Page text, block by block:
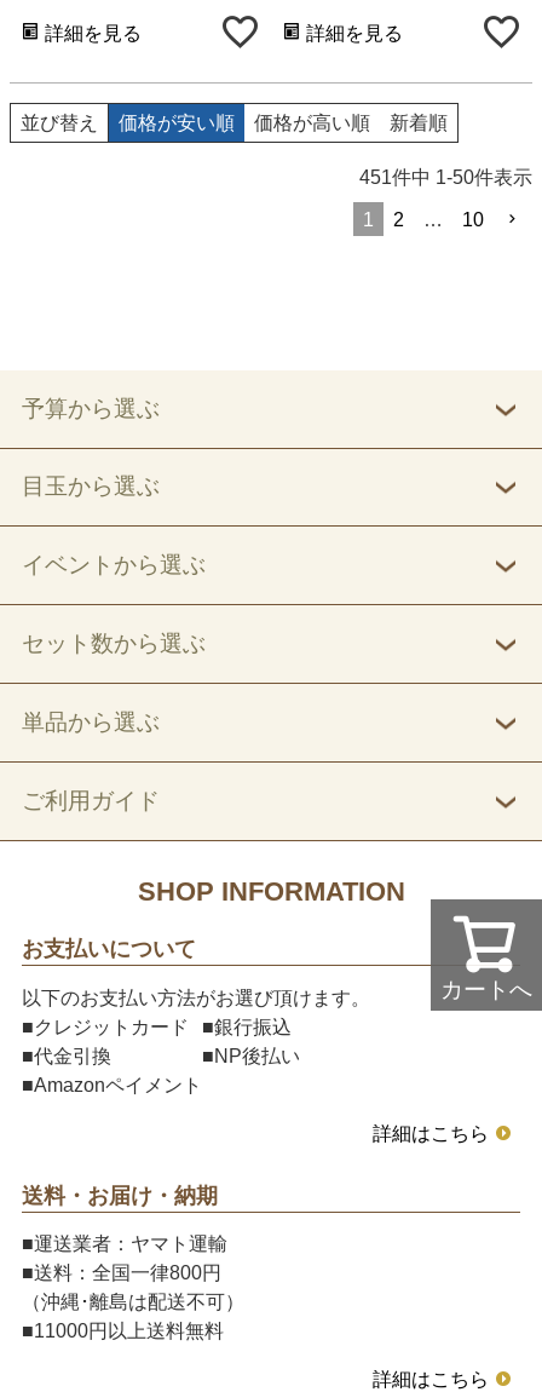
詳細を見る 詳細を見る
並び替え 価格が安い順 価格が高い順 新着順
451件中 1-50件表示
1
2 … 10
カートへ
予算から選ぶ
目玉から選ぶ
イベントから選ぶ
セット数から選ぶ
単品から選ぶ
ご利用ガイド
SHOP INFORMATION
お支払いについて
以下のお支払い方法がお選び頂けます。
■クレジットカード
■銀行振込
■代金引換
■NP後払い
■Amazonペイメント
詳細はこちら
送料・お届け・納期
■運送業者：ヤマト運輸
■送料：全国一律800円
（沖縄･離島は配送不可）
■11000円以上送料無料
詳細はこちら